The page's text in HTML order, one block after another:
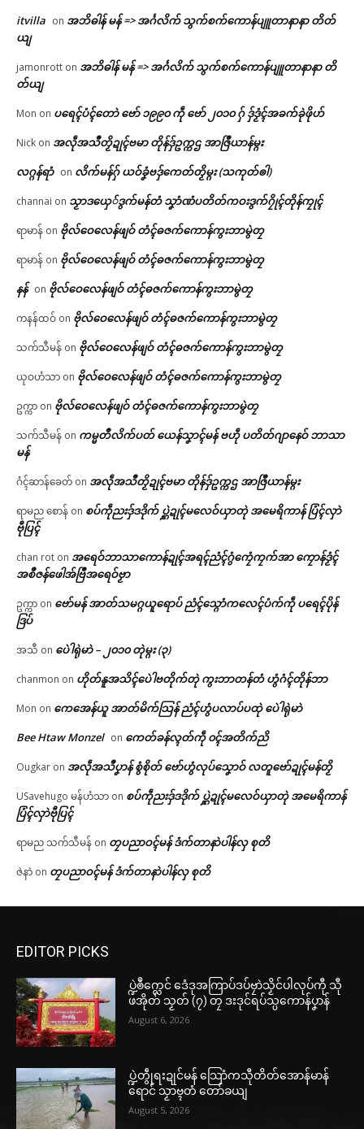
itvilla on အဘိဓါန် မန် => အၚ်္ဂလိက် သွက်စက်ကောန်ပျူတာနာနာ တိတ်
ယျ
jamonrott on အဘိဓါန် မန် => အၚ်္ဂလိက် သွက်စက်ကောန်ပျူတာနာနာ တိ
တ်ယျ
Mon on ပရေၚ်ပံၚ်တောဲ ဗော် ၁၉၉၀ ကဵု ဗော် ၂၀၁၀ ဂှ် ဒှ်ဒၟံၚ်အခက်ခုဲဖိုဟ်
Nick on အလဵုအသဳတၟိဍုၚ်ဗမာ တိုန်ဒှ်ဥက္ကဌ အာဇြဳယာန်မ္ဂး
လဂ္ဂန်ရာံ on လိက်မန်ဂှ် ယဝ်ခၞံဗဒှ်ကေတ်တၟိမ္ဂး (သကုတ်ၜါ)
channai on သၟာဒယှေ်ဒွက်မန်တံ သၞာံဏံပတိတ်ကဝးဒွက်ဂၠိုၚ်တိုန်ကၠုၚ်
ရာမာန် on ဗိုလ်ဝေလေန်ဖျဝ် တံၚ်ဓဇက်ကောန်ကွးဘာမွဲတၠ
ရာမာန် on ဗိုလ်ဝေလေန်ဖျဝ် တံၚ်ဓဇက်ကောန်ကွးဘာမွဲတၠ
နန် on ဗိုလ်ဝေလေန်ဖျဝ် တံၚ်ဓဇက်ကောန်ကွးဘာမွဲတၠ
ကနန်ထဝ် on ဗိုလ်ဝေလေန်ဖျဝ် တံၚ်ဓဇက်ကောန်ကွးဘာမွဲတၠ
သက်သီမန် on ဗိုလ်ဝေလေန်ဖျဝ် တံၚ်ဓဇက်ကောန်ကွးဘာမွဲတၠ
ယုဝဟံသာ on ဗိုလ်ဝေလေန်ဖျဝ် တံၚ်ဓဇက်ကောန်ကွးဘာမွဲတၠ
ဥက္ကာ on ဗိုလ်ဝေလေန်ဖျဝ် တံၚ်ဓဇက်ကောန်ကွးဘာမွဲတၠ
သက်သီမန် on ကမ္မတဳလိက်ပတ် ယေန်သၞာၚ်မန် ဗဟဵု ပတိတ်ဂျာနေဝ် ဘာသာ
မန်
ဂံၚ်ဆာန်ခေတ် on အလဵုအသဳတၟိဍုၚ်ဗမာ တိုန်ဒှ်ဥက္ကဌ အာဇြဳယာန်မ္ဂး
ရာမည စောန် on စပ်ကဵုညးဒှ်ဒဒိုက် ပ္ဋဲဍုၚ်မလေဝ်ယှာတုဲ အမေရိကာန် ပြံၚ်လှာဲ
ဗီုပြၚ်
chan rot on အရေဝ်ဘာသာကောန်ဍုၚ်အရၚ်ညံၚ်ဂွံကၠေံကၠက်အာ ကၠောန်ဒၟံၚ်
အစဳဇန်ဖေါအ်ဗြဳအရေဝ်ဗၟာ
ဥက္ကာ on ဗော်မန် အာတ်သမဂ္ဂယူရောပ် ညံၚ်သ္ဂောံကလေၚ်ပံက်ကဵု ပရေၚ်ပိုန်
ဒြပ်
အသီ on ပေဲါရုဲမာဲ – ၂၀၁၀ တုဲမ္ဂး (၃)
chanmon on ဟိုတ်နူအသိၚ်ပေဲါဗတိုက်တုဲ ကွးဘာတန်တံ ဟွံဂံၚ်တိုန်ဘာ
Mon on ကေအေန်ယူ အာတ်မိက်သြန် ညံၚ်ဟွံပလာပ်ပထုဲ ပေဲါရုဲမာဲ
Bee Htaw Monzel on ကေတ်ခန်လ္ၚတ်ကဵု ၀ၚ်အတိက်ညိ
Ougkar on အလဵုအသဳပၞာန် စွံစိုတ် ဗော်ဟွံလုပ်သၞောဝ် လတူဗော်ဍုၚ်မန်တၟိ
USavehugo မန်ဟံသာ on စပ်ကဵုညးဒှ်ဒဒိုက် ပ္ဋဲဍုၚ်မလေဝ်ယှာတုဲ အမေရိကာန်
ပြံၚ်လှာဲဗီုပြၚ်
ရာမည သက်သီမန် on တၠပညာဝၚ်မန် ဒံက်တာနာဲပါန်လှ စုတိ
ဇဲနာဲ on တၠပညာဝၚ်မန် ဒံက်တာနာဲပါန်လှ စုတိ
EDITOR PICKS
ပ္ဍဲၜဳက္လေင် ဒေံဒုအကြာပ်ဒပ်ဗၠာဲသၟိင်ပါလုပ်ကီု သီု
ဖအိုတ် သၟတ် (၇) တၠ ဒးဒုင်ရပ်သ္ပကောန်ပၞာန်
August 6, 2026
ပ္ဍဲတွဵုရးဍုင်မန် သြောံကသီုတိတ်အောန်မာန်
ရောင် သၟာဗ္ၚတံ တော်ခယျ
August 5, 2026